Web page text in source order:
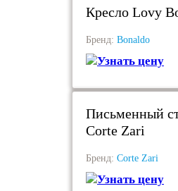
Кресло Lovy
Бренд: Bonaldo
Узнать цену
Письменный
Corte Zari
Бренд: Corte Zari
Узнать цену